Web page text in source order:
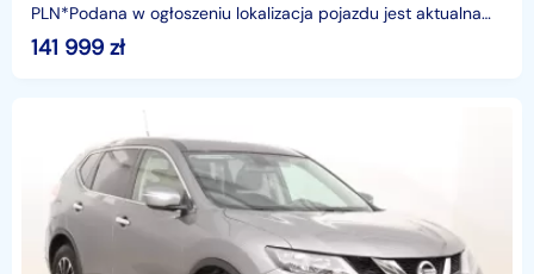
PLN*Podana w ogłoszeniu lokalizacja pojazdu jest aktualna
na dzień wystawienia ogłoszenia. Przed przyjazdem do
salonu
141 999 zł